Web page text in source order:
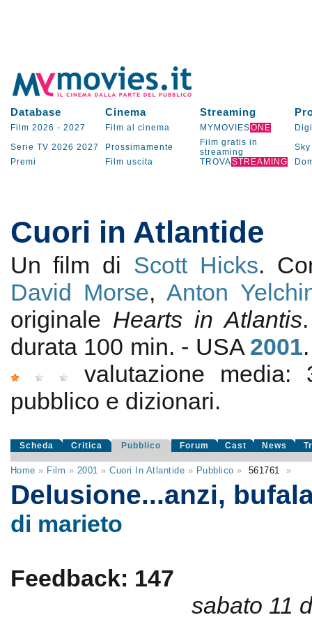
Database Cinema Streaming
Film 2026 - 2027 Film al cinema MYMOVIESONE
Serie TV 2026 2027 Prossimamente
Film gratis in
streaming
Sky
Premi
Film uscita TROVASTREAMING
Cuori in Atlantide
Un film di Scott Hicks.
David Morse,Anton
originale Hearts in Atlantis
durata 100 min. - USA 2001
valutazione media:
pubblico e dizionari.
Scheda Critica Pubblico Forum Cast News
Home » Film » 2001 »Cuori In Atlantide » Pubblico » 561761 »
Delusione...anzi,
di marieto
Feedback: 147
sabato 11